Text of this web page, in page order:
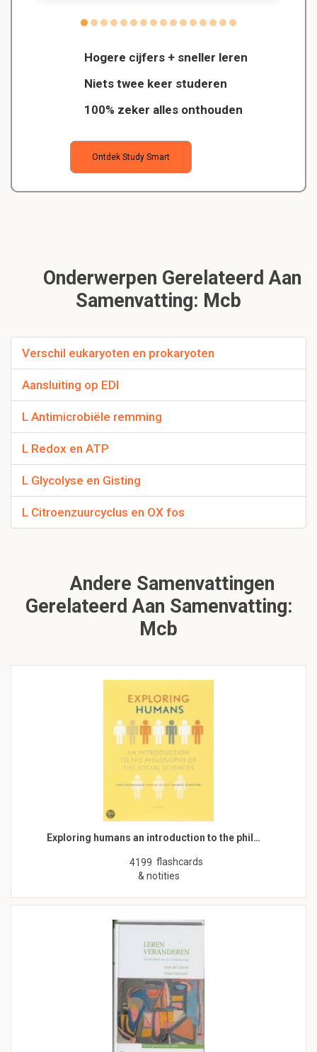
Hogere cijfers + sneller leren
Niets twee keer studeren
100% zeker alles onthouden
Ontdek Study Smart
Onderwerpen Gerelateerd Aan
Samenvatting: Mcb
Verschil eukaryoten en prokaryoten
Aansluiting op EDI
L Antimicrobiële remming
L Redox en ATP
L Glycolyse en Gisting
L Citroenzuurcyclus en OX fos
Andere Samenvattingen
Gerelateerd Aan Samenvatting:
Mcb
Exploring humans an introduction to the phil…
4199 flashcards
& notities